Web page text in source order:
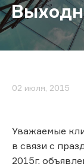
02 июля, 2015
Уважаемые
в связи с
2015г.